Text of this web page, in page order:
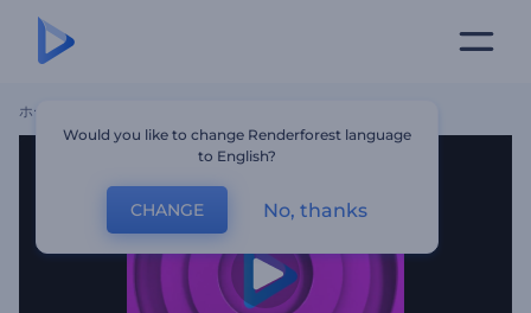
ホーム
Would you like to change Renderforest language
to English?
CHANGE No, thanks